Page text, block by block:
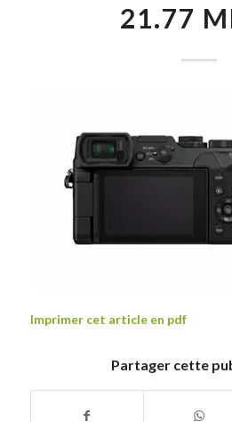
21.77
Imprimer cet article en pdf
Partager cette